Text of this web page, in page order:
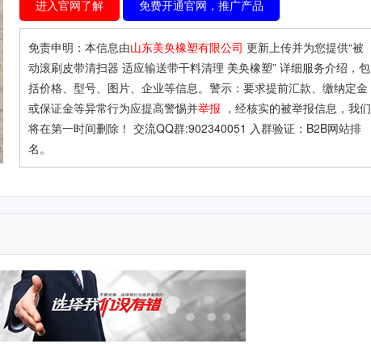
进入官网了解
免费开通官网，推广产品
免责申明：本信息由山东美奂橡塑有限公司 更新上传并为您提供“被
动滚刷皮带清扫器 适应输送带干料清理 美奂橡塑” 详细服务介绍，包
括价格、型号、图片、企业等信息。警示：要求提前汇款、缴纳定金
或保证金等异常行为应提高警惕并举报 ，经核实的被举报信息，我们
将在第一时间删除！ 交流QQ群:902340051 入群验证：B2B网站排
名。